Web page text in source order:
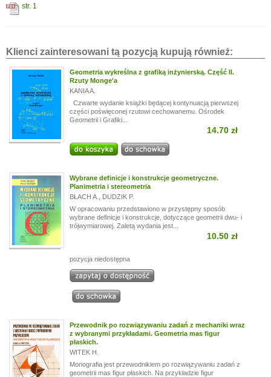
str. 1
Klienci zainteresowani tą pozycją kupują również:
Geometria wykreślna z grafiką inżynierską. Część II.
Rzuty Monge'a
KANIA A.
Czwarte wydanie książki będącej kontynuacją pierwszej
części poświęconej rzutowi cechowanemu. Ośrodek
Geometrii i Grafiki...
14.70 zł
Wybrane definicje i konstrukcje geometryczne.
Planimetria i stereometria
BŁACH A.
DUDZIK P.
W opracowaniu przedstawiono w przystępny sposób
wybrane definicje i konstrukcje, dotyczące geometrii dwu- i
trójwymiarowej. Zaletą wydania jest...
10.50 zł
pozycja niedostępna
Przewodnik po rozwiązywaniu zadań z mechaniki wraz
z wybranymi przykładami. Geometria mas figur
płaskich.
WITEK H.
Monografia jest przewodnikiem po rozwiązywaniu zadań z
geometrii mas figur płaskich. Na przykładzie figur